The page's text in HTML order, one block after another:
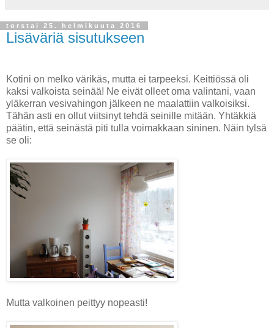
torstai 25. helmikuuta 2016
Lisäväriä sisutukseen
Kotini on melko värikäs, mutta ei tarpeeksi. Keittiössä oli
kaksi valkoista seinää! Ne eivät olleet oma valintani, vaan
yläkerran vesivahingon jälkeen ne maalattiin valkoisiksi.
Tähän asti en ollut viitsinyt tehdä seinille mitään. Yhtäkkiä
päätin, että seinästä piti tulla voimakkaan sininen. Näin tylsä
se oli:
Mutta valkoinen peittyy nopeasti!